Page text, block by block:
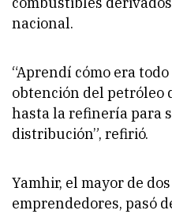
nacional.
“Aprendí cómo era
obtención del petróleo
hasta la refinería para
distribución”, refirió.
Yamhir, el mayor de
emprendedores, pasó